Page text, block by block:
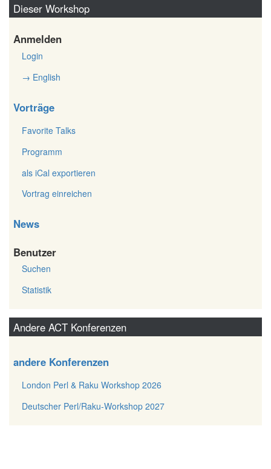
Dieser Workshop
Anmelden
Login
→ English
Vorträge
Favorite Talks
Programm
als iCal exportieren
Vortrag einreichen
News
Benutzer
Suchen
Statistik
Andere ACT Konferenzen
andere Konferenzen
London Perl & Raku Workshop 2026
Deutscher Perl/Raku-Workshop 2027